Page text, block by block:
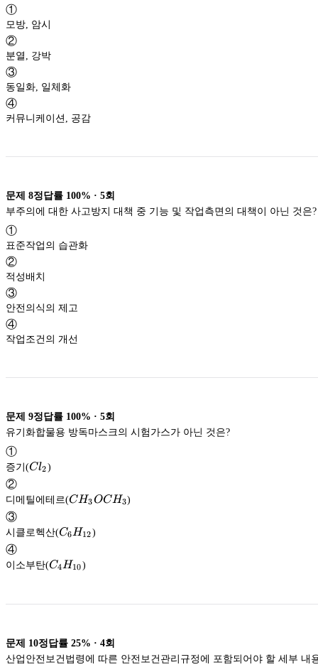
①
모방, 암시
②
분열, 강박
③
동일화, 일체화
④
커뮤니케이션, 공감
문제 8정답률 100% · 5회
부주의에 대한 사고방지 대책 중 기능 및 작업측면의 대책이 아닌 것은?
①
표준작업의 습관화
②
적성배치
③
안전의식의 제고
④
작업조건의 개선
문제 9정답률 100% · 5회
유기화합물용 방독마스크의 시험가스가 아닌 것은?
①
증기(Cl_2
Cl2)
②
디메틸에테르(CH_3OCH_3
CH3OCH3)
③
시클로헥산(C_6H_{12}
C6H12)
④
이소부탄(C_4H_{10}
C4H10)
문제 10정답률 25% · 4회
산업안전보건법령에 따른 안전보건관리규정에 포함되어야 할 세부 내